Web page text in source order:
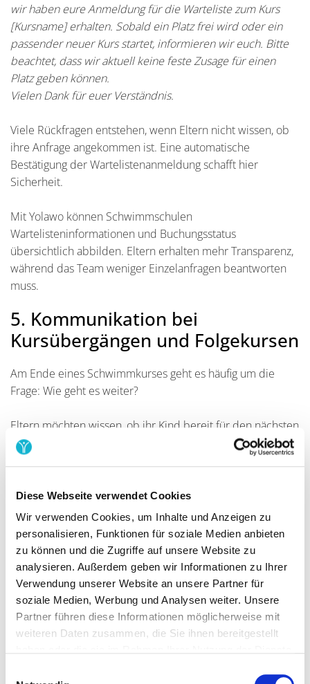
Diese Webseite verwendet Cookies
Wir verwenden Cookies, um Inhalte und Anzeigen zu
personalisieren, Funktionen für soziale Medien anbieten
zu können und die Zugriffe auf unsere Website zu
analysieren. Außerdem geben wir Informationen zu Ihrer
Verwendung unserer Website an unsere Partner für
soziale Medien, Werbung und Analysen weiter. Unsere
Partner führen diese Informationen möglicherweise mit
weiteren Daten zusammen, die Sie ihnen bereitgestellt
wir haben eure Anmeldung für die Warteliste zum Kurs
[Kursname] erhalten. Sobald ein Platz frei wird oder ein
passender neuer Kurs startet, informieren wir euch. Bitte
beachtet, dass wir aktuell keine feste Zusage für einen
Platz geben können.
Vielen Dank für euer Verständnis.
Viele Rückfragen entstehen, wenn Eltern nicht wissen, ob
ihre Anfrage angekommen ist. Eine automatische
Bestätigung der Wartelistenanmeldung schafft hier
Sicherheit.
Mit Yolawo können Schwimmschulen
Wartelisteninformationen und Buchungsstatus
übersichtlich abbilden. Eltern erhalten mehr Transparenz,
während das Team weniger Einzelanfragen beantworten
muss.
5. Kommunikation bei
Kursübergängen und Folgekursen
Am Ende eines Schwimmkurses geht es häufig um die
Frage: Wie geht es weiter?
Eltern möchten wissen, ob ihr Kind bereit für den nächsten
Kurs ist, welcher Folgekurs passt und wann neue Kurse
starten. Hier überschneiden sich organisatorische
Organisatorisch können Schwimmschulen gut vorbereiten:
Wann endet der aktuelle Kurs?
Welche Folgekursoptionen gibt es?
Gibt es Vorbuchungsrechte für bestehende
Teilnehmer?
Bis wann können Eltern buchen?
Was passiert, wenn kein Platz frei ist?
Wie funktioniert eine Umbuchung?